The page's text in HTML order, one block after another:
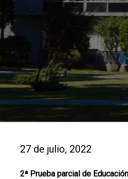
27 de julio, 2022
2ª Prueba parcial de